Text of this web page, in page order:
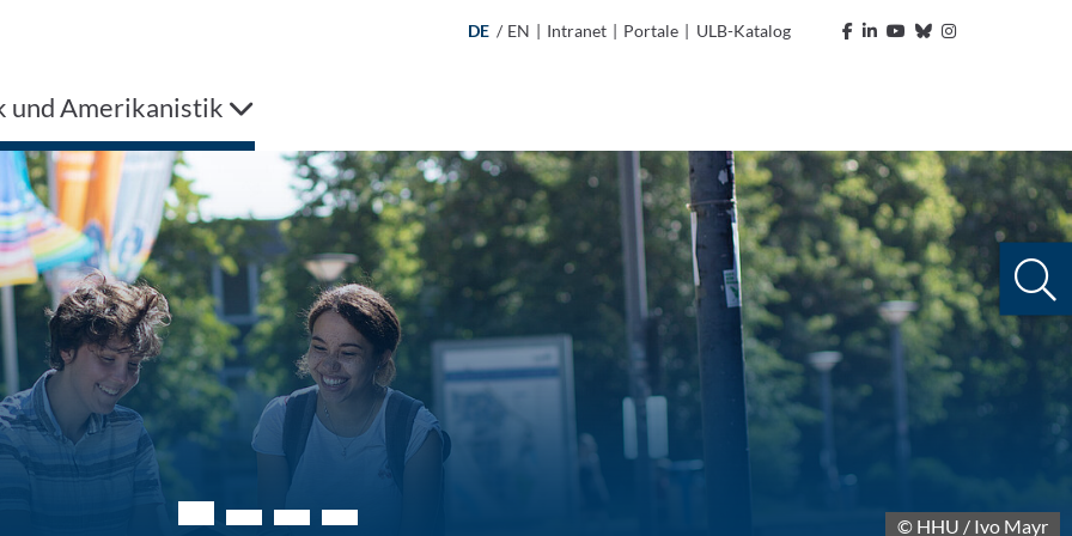
DE / EN | Intranet | Portale | ULB-Katalog
und Amerikanistik
© HHU / Ivo Mayr